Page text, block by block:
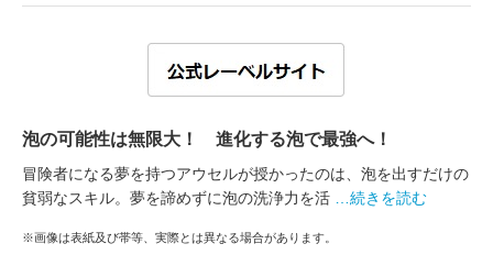
泡の可能性は無限大！ 進化する泡で最強へ！
冒険者になる夢を持つアウセルが授かったのは、泡を出すだけの
貧弱なスキル。夢を諦めずに泡の洗浄力を活
…続きを読む
※画像は表紙及び帯等、実際とは異なる場合があります。